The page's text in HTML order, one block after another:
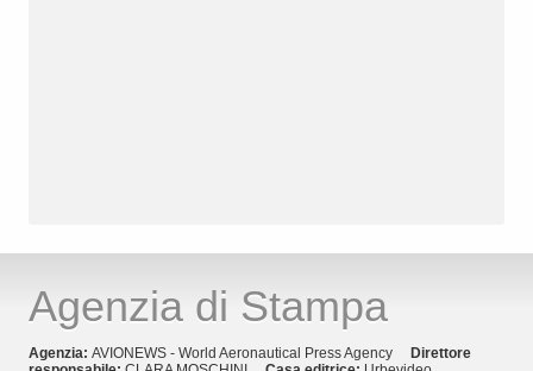
Agenzia di Stampa
Agenzia: AVIONEWS - World Aeronautical Press Agency Direttore